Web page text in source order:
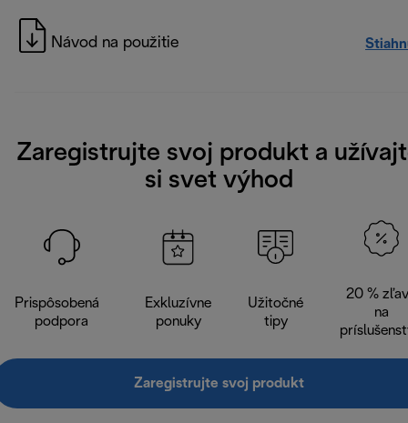
Návod na použitie
Zaregistrujte svoj produkt a
si svet výhod
Prispôsobená
podpora
Exkluzívne
ponuky
Užitočné
tipy
20 %
na
Zaregistrujte svoj produkt